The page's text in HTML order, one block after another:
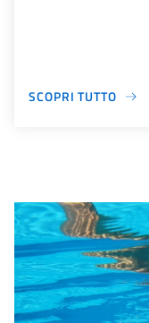
SCOPRI TUTTO